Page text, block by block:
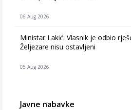
06 Aug 2026
Ministar Lakić: Vlasnik je odbio
Željezare nisu ostavljeni
05 Aug 2026
Javne nabavke